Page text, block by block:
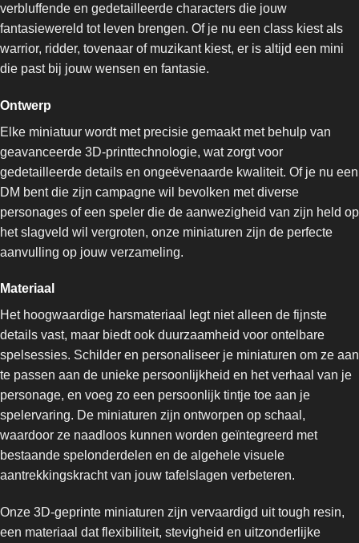
verbluffende en gedetailleerde characters die jouw
fantasiewereld tot leven brengen. Of je nu een class kiest als
warrior, ridder, tovenaar of muzikant kiest, er is altijd een mini
die past bij jouw wensen en fantasie.
Ontwerp
Elke miniatuur wordt met precisie gemaakt met behulp van
geavanceerde 3D-printtechnologie, wat zorgt voor
gedetailleerde details en ongeëvenaarde kwaliteit. Of je nu een
DM bent die zijn campagne wil bevolken met diverse
personages of een speler die de aanwezigheid van zijn held op
het slagveld wil vergroten, onze miniaturen zijn de perfecte
aanvulling op jouw verzameling.
Materiaal
Het hoogwaardige harsmateriaal legt niet alleen de fijnste
details vast, maar biedt ook duurzaamheid voor ontelbare
spelsessies. Schilder en personaliseer je miniaturen om ze aan
te passen aan de unieke persoonlijkheid en het verhaal van je
personage, en voeg zo een persoonlijk tintje toe aan je
spelervaring. De miniaturen zijn ontworpen op schaal,
waardoor ze naadloos kunnen worden geïntegreerd met
bestaande spelonderdelen en de algehele visuele
aantrekkingskracht van jouw tafelslagen verbeteren.
Onze 3D-geprinte miniaturen zijn vervaardigd uit tough resin,
een materiaal dat flexibiliteit, stevigheid en uitzonderlijke